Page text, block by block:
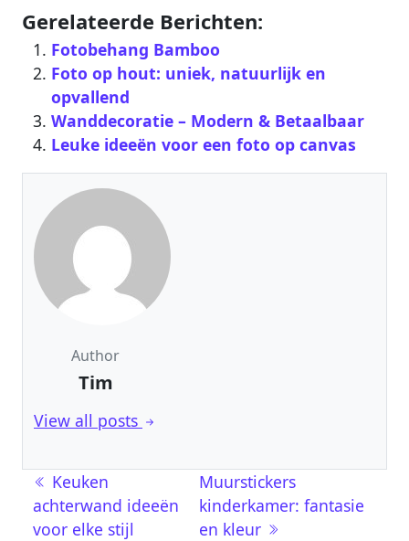
Gerelateerde Berichten:
Fotobehang Bamboo
Foto op hout: uniek, natuurlijk en
opvallend
Wanddecoratie – Modern & Betaalbaar‎
Leuke ideeën voor een foto op canvas
Author
Tim
View all posts
Berichtnavigatie
Keuken
achterwand ideeën
voor elke stijl
Muurstickers
kinderkamer: fantasie
en kleur